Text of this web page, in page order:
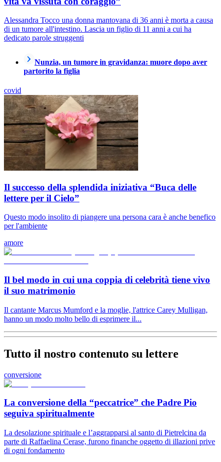
Alessandra Tocco una donna mantovana di 36 anni è morta a causa
di un tumore all'intestino. Lascia un figlio di 11 anni a cui ha
dedicato parole struggenti
Nunzia, un tumore in gravidanza: muore dopo aver
partorito la figlia
covid
Il successo della splendida iniziativa “Buca delle
lettere per il Cielo”
Questo modo insolito di piangere una persona cara è anche benefico
per l'ambiente
amore
Il bel modo in cui una coppia di celebrità tiene vivo
il suo matrimonio
Il cantante Marcus Mumford e la moglie, l'attrice Carey Mulligan,
hanno un modo molto bello di esprimere il...
Tutto il nostro contenuto su lettere
conversione
La conversione della “peccatrice” che Padre Pio
seguiva spiritualmente
La desolazione spirituale e l’aggrapparsi al santo di Pietrelcina da
parte di Raffaelina Cerase, furono finanche oggetto di illazioni prive
di ogni fondamento